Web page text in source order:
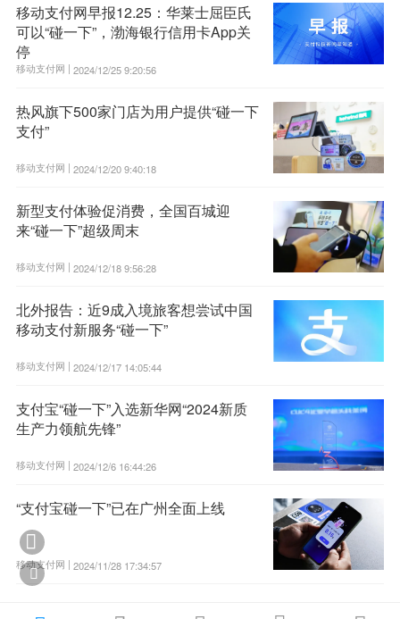
移动支付网早报12.25：华莱士屈臣氏
可以“碰一下”，渤海银行信用卡App关
停
移动支付网 | 2024/12/25 9:20:56
热风旗下500家门店为用户提供“碰一下
支付”
移动支付网 | 2024/12/20 9:40:18
新型支付体验促消费，全国百城迎
来“碰一下”超级周末
移动支付网 | 2024/12/18 9:56:28
北外报告：近9成入境旅客想尝试中国
移动支付新服务“碰一下”
移动支付网 | 2024/12/17 14:05:44
支付宝“碰一下”入选新华网“2024新质
生产力领航先锋”
移动支付网 | 2024/12/6 16:44:26
“支付宝碰一下”已在广州全面上线
移动支付网 | 2024/11/28 17:34:57

